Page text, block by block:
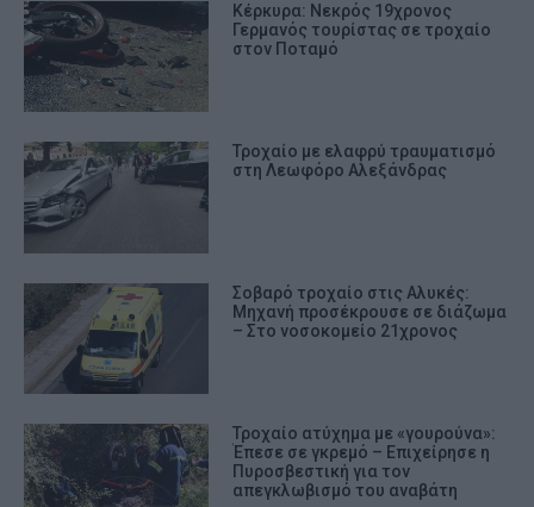
Κέρκυρα: Νεκρός 19χρονος
Γερμανός τουρίστας σε τροχαίο
στον Ποταμό
Τροχαίο με ελαφρύ τραυματισμό
στη Λεωφόρο Αλεξάνδρας
Σοβαρό τροχαίο στις Αλυκές:
Μηχανή προσέκρουσε σε διάζωμα
– Στο νοσοκομείο 21χρονος
Τροχαίο ατύχημα με «γουρούνα»:
Έπεσε σε γκρεμό – Επιχείρησε η
Πυροσβεστική για τον
απεγκλωβισμό του αναβάτη